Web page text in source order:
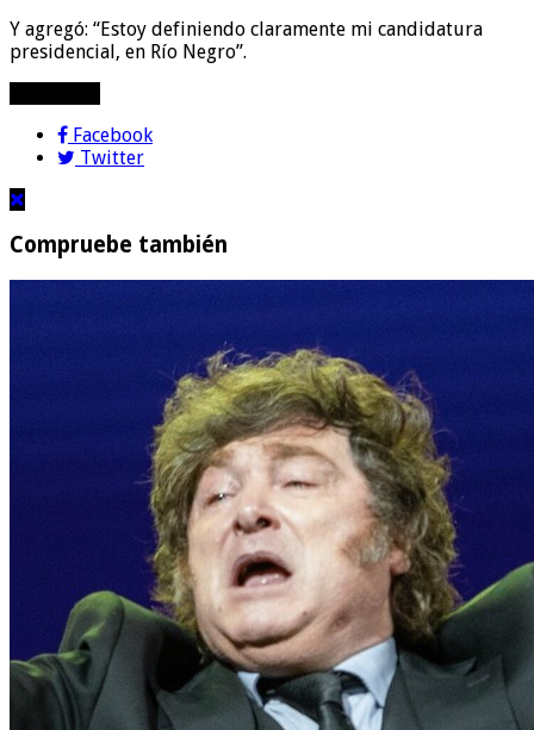
Y agregó: “Estoy definiendo claramente mi candidatura
presidencial, en Río Negro”.
Facebook
Twitter
Compruebe también